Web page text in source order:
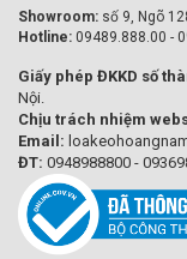
Showroom: số 9, Ngõ
Hotline: 09489.888.00 -
Giấy phép ĐKKD số
Nội.
Chịu trách nhiệm
Email:
ĐT: 0948988800 -